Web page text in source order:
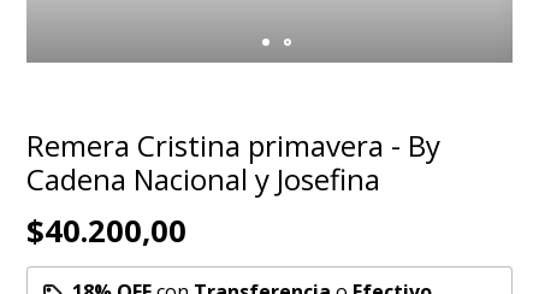
Remera Cristina primavera - By
Cadena Nacional y Josefina
$40.200,00